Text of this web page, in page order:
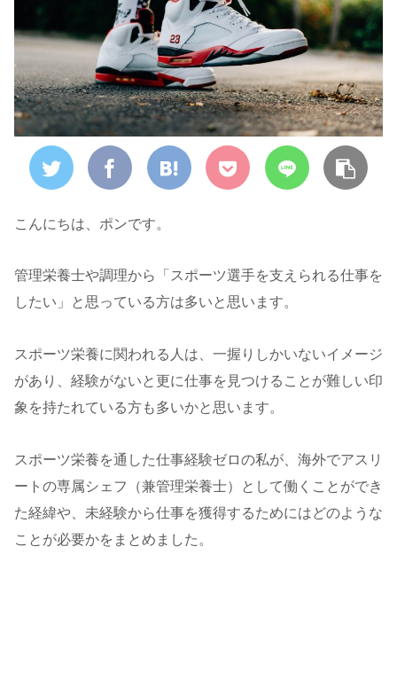
こんにちは、ポンです。
管理栄養士や調理から「スポーツ選手を支えられる仕事を
したい」と思っている方は多いと思います。
スポーツ栄養に関われる人は、一握りしかいないイメージ
があり、経験がないと更に仕事を見つけることが難しい印
象を持たれている方も多いかと思います。
スポーツ栄養を通した仕事経験ゼロの私が、海外でアスリ
ートの専属シェフ（兼管理栄養士）として働くことができ
た経緯や、未経験から仕事を獲得するためにはどのような
ことが必要かをまとめました。